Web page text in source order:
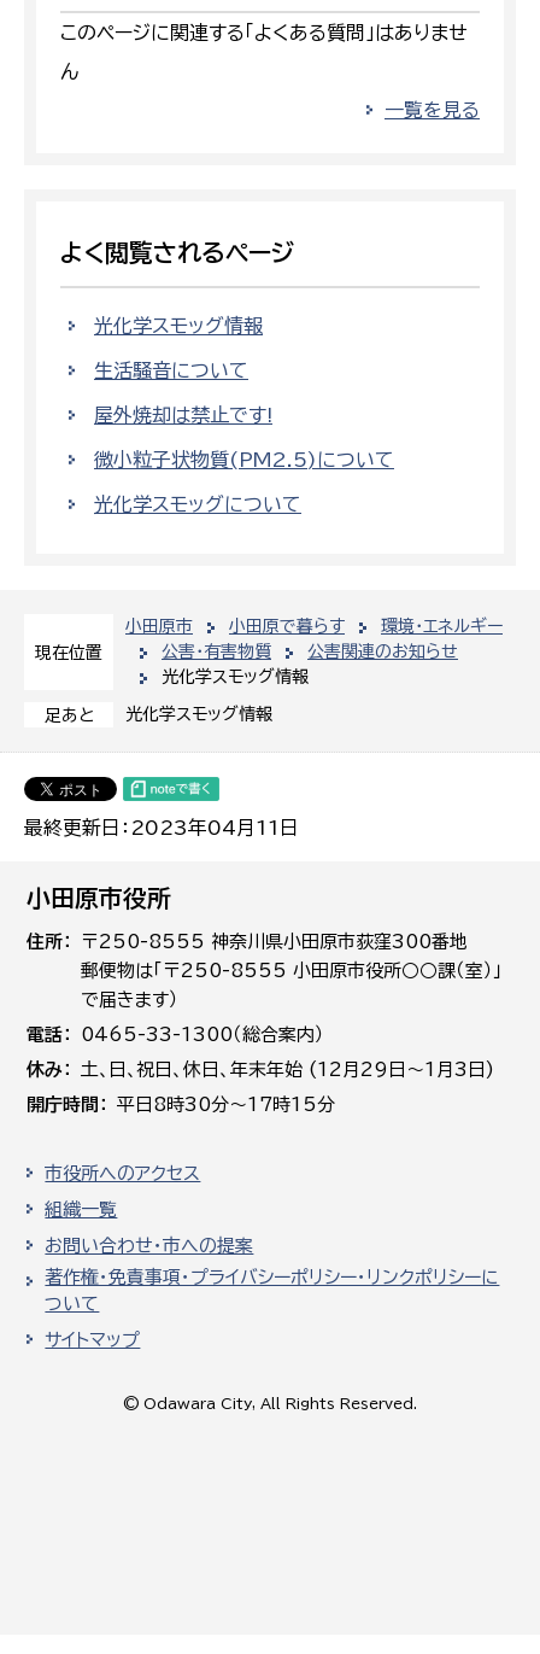
現在位置
小田原市 小田原で暮らす
環境・エネルギー
公害・有害物質
公害関連のお知らせ
光化学スモッグ情報
足あと 光化学スモッグ情報
最終更新日：2023年04月11日
このページに関連する「よくある質問」はありませ
ん
一覧を見る
よく閲覧されるページ
光化学スモッグ情報
生活騒音について
屋外焼却は禁止です!
微小粒子状物質(PM2.5)について
光化学スモッグについて
小田原市役所
住所
〒250-8555 神奈川県小田原市荻窪300番地
郵便物は「〒250-8555 小田原市役所○○課（室）」
で届きます）
電話
0465-33-1300（総合案内）
休み
土､日､祝日、休日、年末年始 (12月29日～1月3日)
開庁時間
平日8時30分～17時15分
市役所へのアクセス
組織一覧
お問い合わせ・市への提案
著作権・免責事項・プライバシーポリシー・リンクポリシーに
ついて
サイトマップ
© Odawara City, All Rights Reserved.